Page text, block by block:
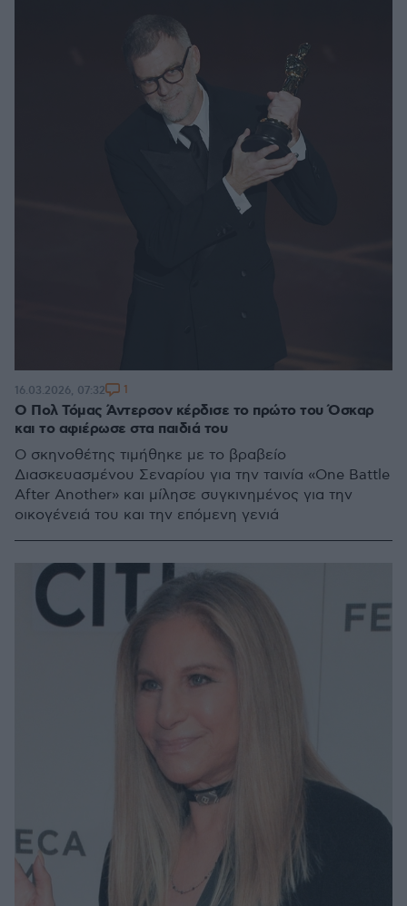
Ο Πολ Τόμας Άντερσον κέρδισε το πρώτο του Όσκαρ
και το αφιέρωσε στα παιδιά του
Ο σκηνοθέτης τιμήθηκε με το βραβείο
Διασκευασμένου Σεναρίου για την ταινία «One Battle
After Another» και μίλησε συγκινημένος για την
οικογένειά του και την επόμενη γενιά
16.03.2026, 07:32 1